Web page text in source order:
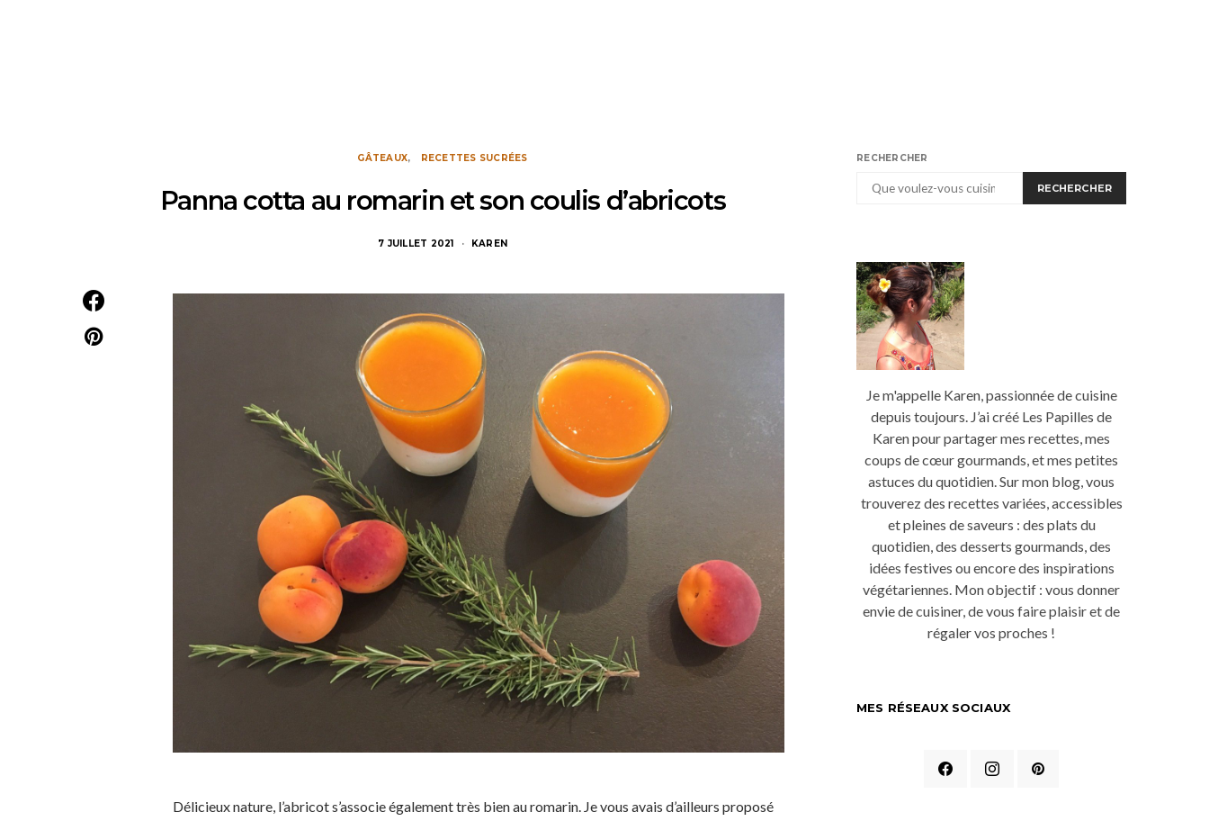
GÂTEAUX RECETTES SUCRÉES
Panna cotta au romarin et son coulis d’abricots
7 JUILLET 2021 KAREN
Délicieux nature, l’abricot s’associe également très bien au romarin. Je vous avais d’ailleurs proposé
RECHERCHER
RECHERCHER
Je m'appelle Karen, passionnée de cuisine
depuis toujours. J’ai créé Les Papilles de
Karen pour partager mes recettes, mes
coups de cœur gourmands, et mes petites
astuces du quotidien. Sur mon blog, vous
trouverez des recettes variées, accessibles
et pleines de saveurs : des plats du
quotidien, des desserts gourmands, des
idées festives ou encore des inspirations
végétariennes. Mon objectif : vous donner
envie de cuisiner, de vous faire plaisir et de
régaler vos proches !
MES RÉSEAUX SOCIAUX